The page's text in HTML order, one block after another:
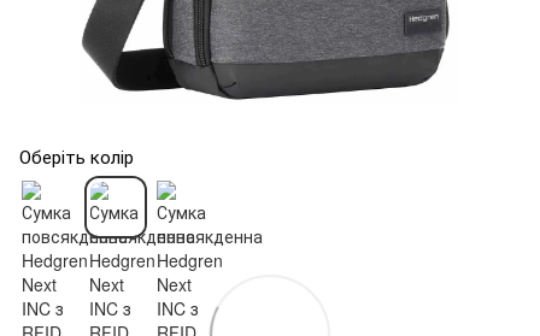
Оберіть колір